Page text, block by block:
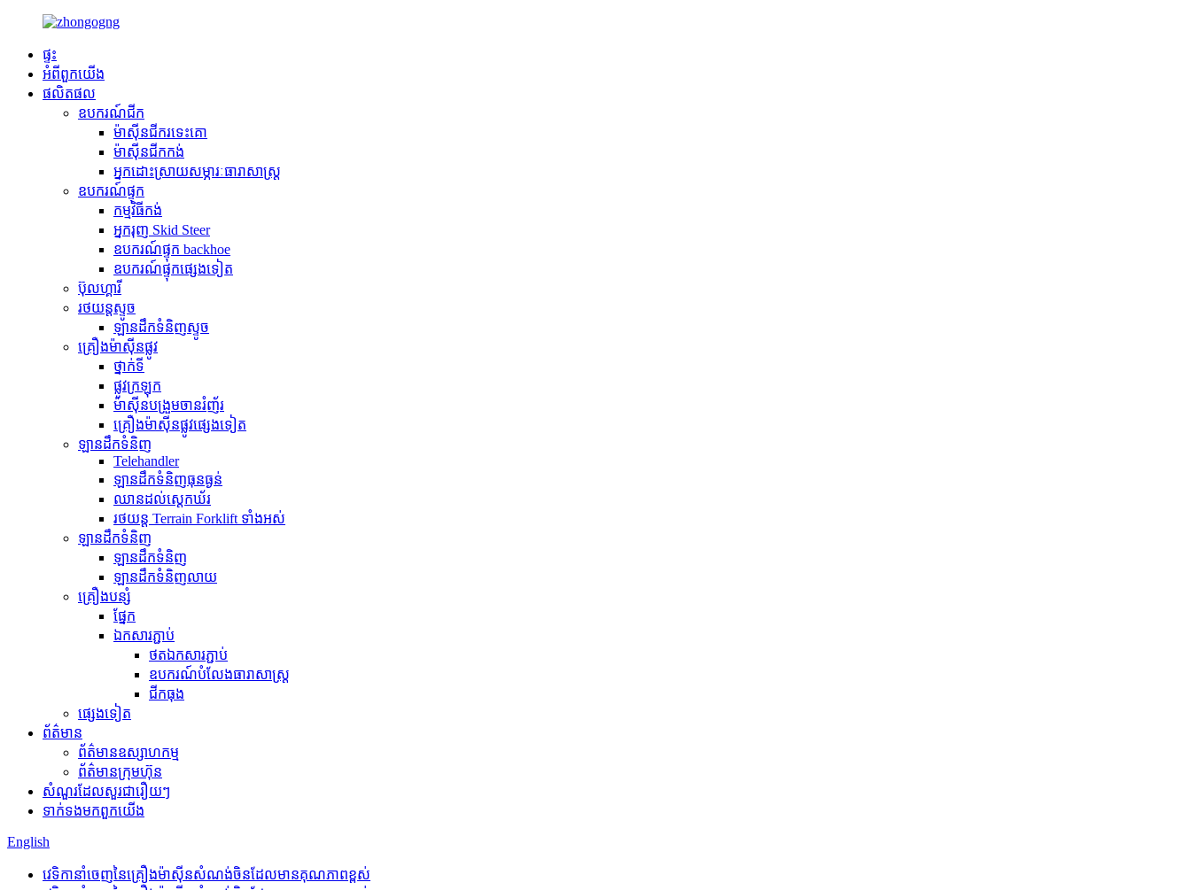
ផ្ទះ
អំពី​ពួក​យើង
ផលិតផល
ឧបករណ៍ជីក
ម៉ាស៊ីនជីករទេះគោ
ម៉ាស៊ីនជីកកង់
អ្នកដោះស្រាយសម្ភារៈធារាសាស្ត្រ
ឧបករណ៍ផ្ទុក
កម្មវិធី​កង់
អ្នករុញ Skid Steer
ឧបករណ៍ផ្ទុក backhoe
ឧបករណ៍ផ្ទុកផ្សេងទៀត
ប៊ុលហ្គារី
រថយន្តស្ទូច
ឡានដឹកទំនិញស្ទូច
គ្រឿងម៉ាស៊ីនផ្លូវ
ថ្នាក់ទី
ផ្លូវក្រឡុក
ម៉ាស៊ីនបង្រួមចានរំញ័រ
គ្រឿងម៉ាស៊ីនផ្លូវផ្សេងទៀត
ឡានដឹកទំនិញ
Telehandler
ឡានដឹកទំនិញធុនធ្ងន់
ឈានដល់ស្តេកឃ័រ
រថយន្ត Terrain Forklift ទាំងអស់
ឡានដឹកទំនិញ
ឡានដឹកទំនិញ
ឡានដឹកទំនិញលាយ
គ្រឿងបន្សំ
ផ្នែក
ឯកសារភ្ជាប់
ថតឯកសារភ្ជាប់
ឧបករណ៍បំលែងធារាសាស្ត្រ
ជីកធុង
ផ្សេងទៀត
ព័ត៌មាន
ព័ត៌មានឧស្សាហកម្ម
ព័ត៌មានក្រុមហ៊ុន
សំណួរដែលសួរជារឿយៗ
ទាក់ទង​មក​ពួក​យើង
English
វេទិកានាំចេញនៃគ្រឿងម៉ាស៊ីនសំណង់ចិនដែលមានគុណភាពខ្ពស់